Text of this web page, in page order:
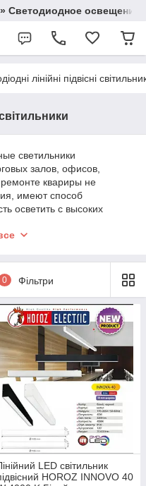
Светодиодное освещение
лінійні підвісні
світильники
светильники
залов, офисов,
квариры не
имеют способ
осветить с высоких
можно
для интерьера, свет
от количества
магазину LED-house
так і під замовлення.
0 Фільтри
LED світильник
HOROZ INNOVO 40